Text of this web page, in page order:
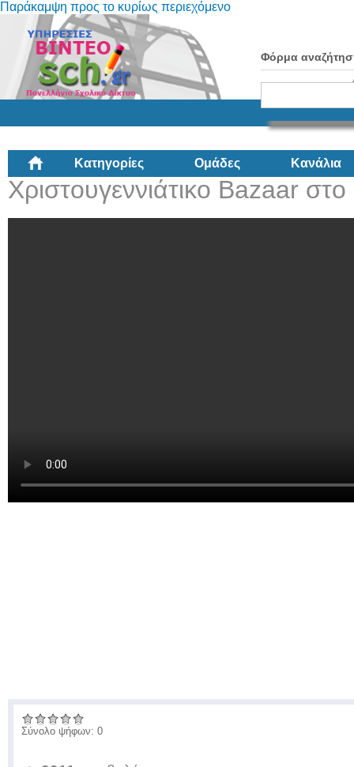
Παράκαμψη προς το κυρίως περιεχόμενο
Φόρμα
Κατηγορίες Ομάδες Κανάλια
Χριστουγεννιάτικο Bazaar
Σύνολο ψήφων: 0